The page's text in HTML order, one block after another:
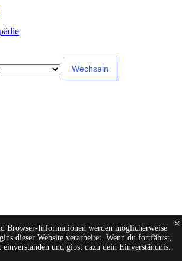
Browser-Informationen werden möglicherweise
dieser Website verarbeitet. Wenn du fortfährst,
und gibst dazu dein Einverständnis.
×